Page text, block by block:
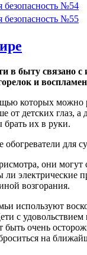
№54
№55
в быту связано с
и
которых можно
детских глаз, а
их в руки.
обогреватели для
они
электрические
возгорания.
используют
с
очень
на